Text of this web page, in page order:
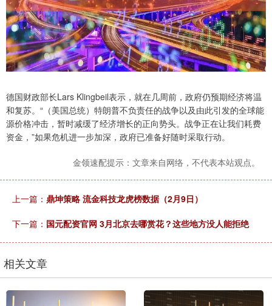
德国财政部长Lars Klingbeil表示，就在几周前，政府仍预期经济将温
和复苏。“（美国总统）特朗普不负责任的战争以及由此引发的全球能
源价格冲击，暂时减缓了经济增长的正向势头。战争正在让我们耗费
资金，”如果危机进一步加深，政府已准备好随时采取行动。
金领速配提示：文章来自网络，不代表本站观点。
上一篇： 鼎坤策略 流金科技龙虎榜数据（2月9日）
下一篇： 国元配资官网 3月北京去哪赏花？这些地方没人能拒绝
相关文章